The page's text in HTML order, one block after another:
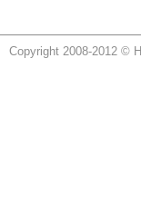
Copyright 2008-2012 ©